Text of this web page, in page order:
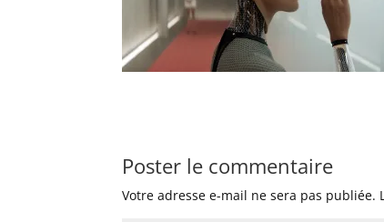
Poster le commentaire
Votre adresse e-mail ne sera pas publiée.